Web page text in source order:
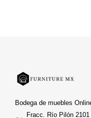
Bodega de muebles
Fracc. Río Pilón